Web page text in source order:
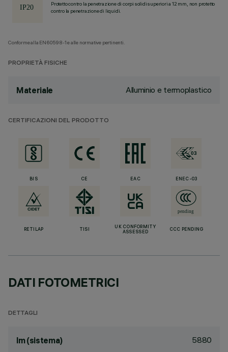
Protetto contro la penetrazione di corpi solidi superiori a 12 mm, non protetto
contro la penetrazione di liquidi.
Conforme alla EN60598-1 e alle normative pertinenti.
PROPRIETÀ FISICHE
Materiale Alluminio e termoplastico
CERTIFICAZIONI DEL PRODOTTO
BIS CE EAC ENEC-03
RETILAP TISI
UK CONFORMITY
ASSESSED
CCC PENDING
DATI FOTOMETRICI
DETTAGLI
lm (sistema) 5880